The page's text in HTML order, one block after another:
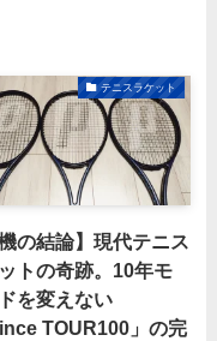
テニスラケット
機の結論】現代テニス
トの奇跡。10年モ
を変えない
TOUR100」の完